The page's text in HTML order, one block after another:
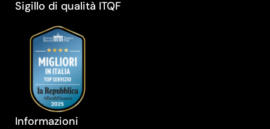
Sigillo di qualità ITQF
Informazioni